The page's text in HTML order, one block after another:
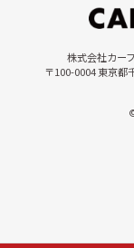
株式会社カー
〒100-0004 東京都